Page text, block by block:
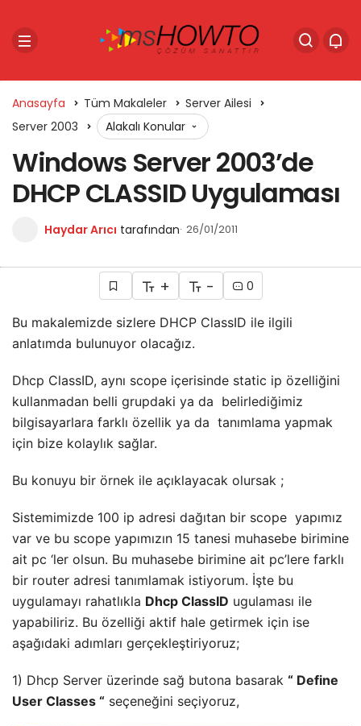
Anasayfa Tüm Makaleler
Server Ailesi
Server 2003
Alakalı Konular
Windows Server 2003’de
DHCP CLASSID Uygulaması
Haydar Arıcı tarafından 26/01/2011
+ - 0
Bu makalemizde sizlere DHCP ClassID ile ilgili
anlatımda bulunuyor olacağız.
Dhcp ClassID, aynı scope içerisinde static ip özelliğini
kullanmadan belli grupdaki ya da belirlediğimiz
bilgisayarlara farklı özellik ya da tanımlama yapmak
için bize kolaylık sağlar.
Bu konuyu bir örnek ile açıklayacak olursak ;
Sistemimizde 100 ip adresi dağıtan bir scope yapımız
var ve bu scope yapımızın 15 tanesi muhasebe birimine
ait pc ‘ler olsun. Bu muhasebe birimine ait pc’lere farklı
bir router adresi tanımlamak istiyorum. İşte bu
uygulamayı rahatlıkla Dhcp ClassID ugulaması ile
yapabiliriz. Bu özelliği aktif hale getirmek için ise
aşağıdaki adımları gerçekleştiriyoruz;
1) Dhcp Server üzerinde sağ butona basarak “ Define
User Classes “ seçeneğini seçiyoruz,